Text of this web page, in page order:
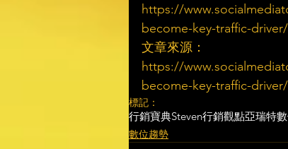
https://
become-key-traffic-
文章來源：
https://
become-key-traffic-
標記：
行銷寶典Steven行銷觀點亞瑞特
數位趨勢